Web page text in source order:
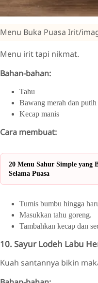
Menu Buka Puasa Irit/
Menu irit tapi nikmat.
Bahan-bahan:
Tahu
Bawang merah dan putih
Kecap manis
Cara membuat:
20 Menu Sahur Simple yang
Selama Puasa
Tumis bumbu hingga
Masukkan tahu goreng.
Tambahkan kecap dan
10. Sayur Lodeh Labu
Kuah santannya bikin